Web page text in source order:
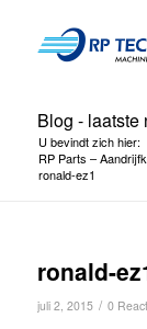
Blog - laatste
U bevindt zich hier:
RP Parts –
ronald-ez1
ronald-
juli 2, 2015 / 0